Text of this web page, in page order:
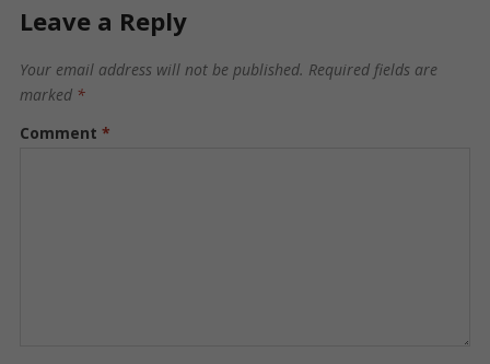
Leave a Reply
Your email address will not be published. Required fields are
marked *
Comment *